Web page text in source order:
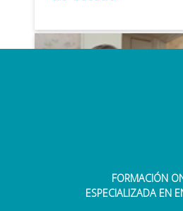
Enfermeras del
FORMACIÓN
ESPECIALIZADA EN